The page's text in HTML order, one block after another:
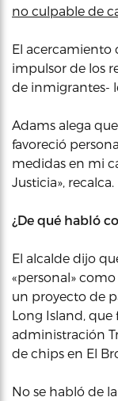
no culpable de
El acercamiento
impulsor de los
de inmigrantes-
Adams alega
favoreció
medidas en mi
Justicia», recalca.
¿De qué habló
El alcalde dijo
«personal»
un proyecto de
Long Island, que
administración
de chips en El
No se habló de